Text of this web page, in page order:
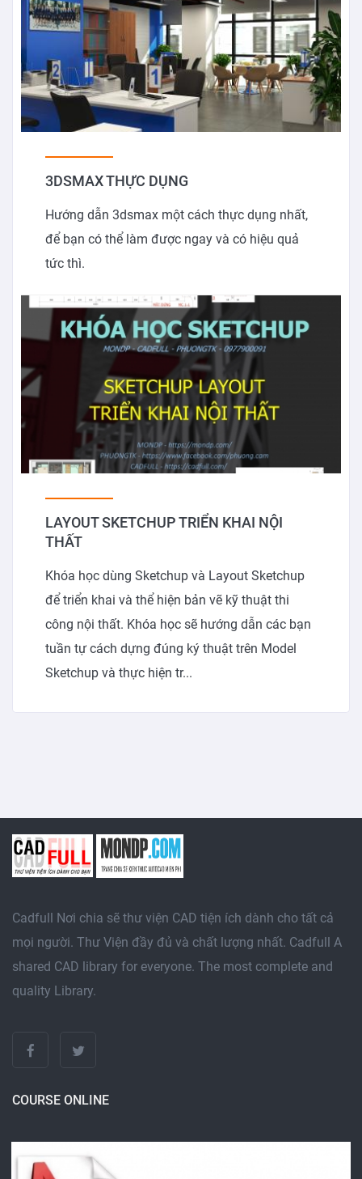
3DSMAX THỰC DỤNG
Hướng dẫn 3dsmax một cách thực dụng nhất,
để bạn có thể làm được ngay và có hiệu quả
tức thì.
LAYOUT SKETCHUP TRIỂN KHAI NỘI
THẤT
Khóa học dùng Sketchup và Layout Sketchup
để triển khai và thể hiện bản vẽ kỹ thuật thi
công nội thất. Khóa học sẽ hướng dẫn các bạn
tuần tự cách dựng đúng ký thuật trên Model
Sketchup và thực hiện tr...
Cadfull Nơi chia sẽ thư viện CAD tiện ích dành cho tất cả
mọi người. Thư Viện đầy đủ và chất lượng nhất. Cadfull A
shared CAD library for everyone. The most complete and
quality Library.
COURSE ONLINE